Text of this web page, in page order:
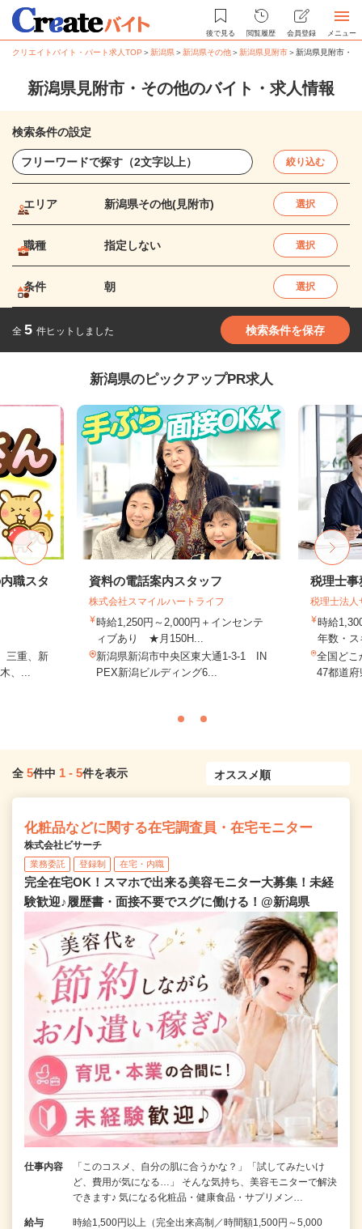
後で見る 閲覧履歴 会員登録 メニュー
クリエイトバイト・パート求人TOP ＞新潟県＞新潟県その他＞新潟県見附市＞新潟県見附市・
新潟県見附市・その他のバイト・求人情報
検索条件の設定
絞り込む
エリア 新潟県その他(見附市) 選択
職種 指定しない 選択
条件 朝 選択
全 5 件ヒットしました 検索条件を保存
新潟県のピックアップPR求人
職スタ
三重、新
、...
資料の電話案内スタッフ
株式会社スマイルハートライフ
時給1,250円～2,000円＋インセンテ
ィブあり ★月150H...
新潟県新潟市中央区東大通1-3-1 IN
PEX新潟ビルディング6...
税理士事
税理士法人
時給
年数・
全国どこ
47都道
全 5件中 1 - 5件を表示
化粧品などに関する在宅調査員・在宅モニター
株式会社ビサーチ
業務委託 登録制 在宅・内職
完全在宅OK！スマホで出来る美容モニター大募集！未経
験歓迎♪履歴書・面接不要でスグに働ける！@新潟県
仕事内容
「このコスメ、自分の肌に合うかな？」「試してみたいけ
ど、費用が気になる…」 そんな気持ち、美容モニターで解決
できます♪ 気になる化粧品・健康食品・サプリメン…
給与
時給1,500円以上（完全出来高制／時間額1,500円～5,000